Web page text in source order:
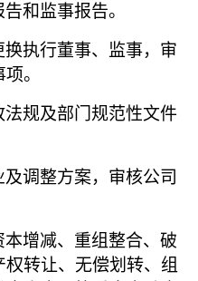
和监事报告。
换执行董事、监事，审
。
法规及部门规范性文件
及调整方案，审核公司
本增减、重组整合、破
转让、无偿划转、组